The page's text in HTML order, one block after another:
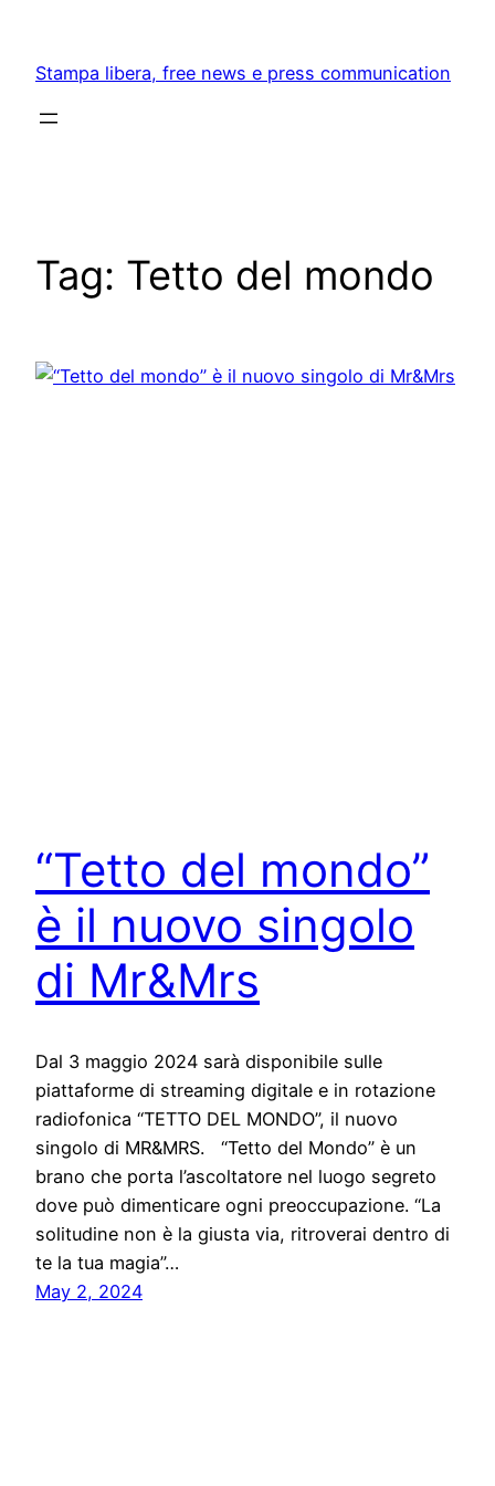
content
Stampa libera, free news e press communication
Tag: Tetto del mondo
“Tetto del mondo”
è il nuovo singolo
di Mr&Mrs
Dal 3 maggio 2024 sarà disponibile sulle
piattaforme di streaming digitale e in rotazione
radiofonica “TETTO DEL MONDO”, il nuovo
singolo di MR&MRS. “Tetto del Mondo” è un
brano che porta l’ascoltatore nel luogo segreto
dove può dimenticare ogni preoccupazione. “La
solitudine non è la giusta via, ritroverai dentro di
te la tua magia”…
May 2, 2024